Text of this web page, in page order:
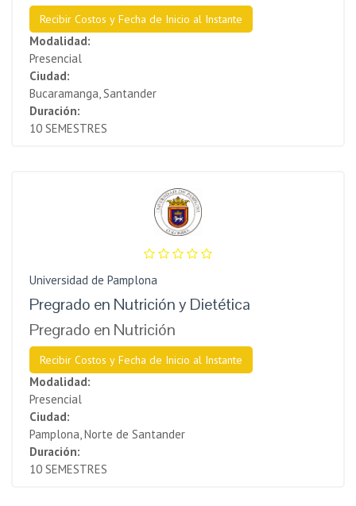
Recibir Costos y Fecha de Inicio al Instante
Modalidad:
Presencial
Ciudad:
Bucaramanga, Santander
Duración:
10 SEMESTRES
Universidad de Pamplona
Pregrado en Nutrición y Dietética
Pregrado en Nutrición
Recibir Costos y Fecha de Inicio al Instante
Modalidad:
Presencial
Ciudad:
Pamplona, Norte de Santander
Duración:
10 SEMESTRES